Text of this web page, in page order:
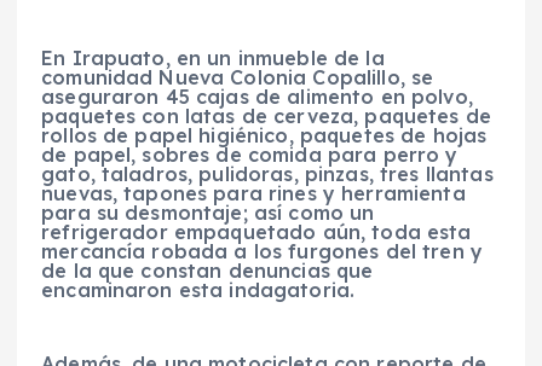
En Irapuato, en un inmueble de la
comunidad Nueva Colonia Copalillo, se
aseguraron 45 cajas de alimento en polvo,
paquetes con latas de cerveza, paquetes de
rollos de papel higiénico, paquetes de hojas
de papel, sobres de comida para perro y
gato, taladros, pulidoras, pinzas, tres llantas
nuevas, tapones para rines y herramienta
para su desmontaje; así como un
refrigerador empaquetado aún, toda esta
mercancía robada a los furgones del tren y
de la que constan denuncias que
encaminaron esta indagatoria.